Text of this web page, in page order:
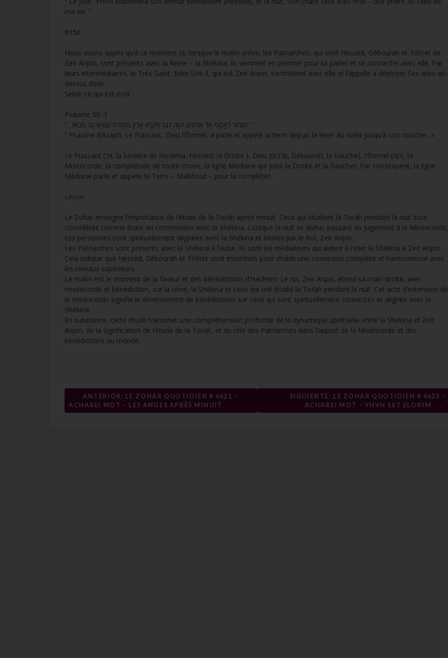
ma vie. ”
#156
Nous avons appris qu’à ce moment-là, lorsque le matin arrive, les Patriarches, qui sont Hessed, Gébourah et Tiféret de
Zeir Anpin, sont présents avec la Reine – la Shékina. Ils viennent en premier pour lui parler et se connecter avec elle. Par
leurs intermédiaires, le Très-Saint, Béni Soit-Il, qui est Zeir Anpin, s’entretient avec elle et l’appelle à déployer Ses ailes au-
dessus d’elle.
Selon ce qui est écrit :
Psaume 50 :1
“ . מִזְמוֹר לְאָסָף אֵל אֱ‍לֹהִים יְהוָה דִּבֶּר וַיִּקְרָא אָרֶץ מִמִּזְרַח שֶׁמֶשׁ עַד מְבֹאוֹ ”
“ Psaume d’Asaph. Le Puissant, Dieu l’Éternel, a parlé et appelé la terre depuis le lever du soleil jusqu’à son coucher. »
Le Puissant (אֵל, la lumière de Hockma, Hessed, la Droite ), Dieu (אֱ‍לֹהִים, Gébourah, la Gauche), l’Éternel (יְהוָה, la
Miséricorde, la complétude de toute chose, la ligne Médiane qui joint la Droite et la Gauche). Par conséquent, la ligne
Médiane parle et appelle la Terre – Malkhout – pour la compléter.
Leçon :
Le Zohar enseigne l’importance de l’étude de la Torah après minuit. Ceux qui étudient la Torah pendant la nuit sont
considérés comme étant en communion avec la Shékina. Lorsque la nuit se divise, passant du jugement à la Miséricorde,
ces personnes sont spirituellement alignées avec la Shékina et bénies par le Roi, Zeir Anpin.
Les Patriarches sont présents avec la Shékina à l’aube. Ils sont les médiateurs qui aident à relier la Shékina à Zeir Anpin.
Cela indique que Hessed, Gébourah et Tiféret sont essentiels pour établir une connexion complète et harmonieuse avec
les niveaux supérieurs.
Le matin est le moment de la faveur et des bénédictions d’Hachem. Le roi, Zeir Anpin, étend sa main droite, avec
miséricorde et bénédiction, sur la reine, la Shékina et ceux qui ont étudié la Torah pendant la nuit. Cet acte d’extension de
la miséricorde signifie le déversement de bénédictions sur ceux qui sont spirituellement connectés et alignés avec la
Shékina.
En substance, cette étude transmet une compréhension profonde de la dynamique spirituelle entre la Shékina et Zeir
Anpin, de la signification de l’étude de la Torah, et du rôle des Patriarches dans l’apport de la Miséricorde et des
bénédictions au monde.
Navigation
←
ANTERIOR: LE ZOHAR QUOTIDIEN # 4621 –
ACHAREI MOT – LES ANGES APRÈS MINUIT
SIGUIENTE: LE ZOHAR QUOTIDIEN # 4623 –
ACHAREI MOT – YHVH EST ELOKIM
→